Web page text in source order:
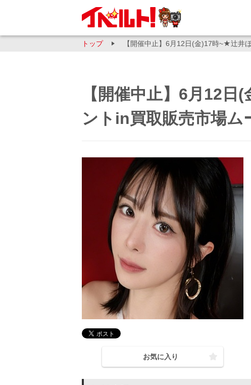
トップ 【開催中止】6月12日(金)17時~★辻井
【開催中止】6月12
ントin買取販売市場ム
お気に入り